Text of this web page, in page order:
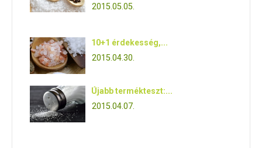
2015.05.05.
10+1 érdekesség,...
2015.04.30.
Újabb termékteszt:...
2015.04.07.